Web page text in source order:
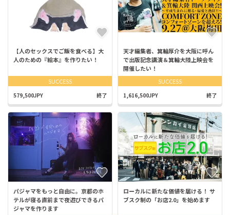
【人のセックスでご飯を食べる】大
人のための『絵本』を作りたい！
SUCCESS
579,500JPY 終了
天才編集者、箕輪厚介を大阪に呼ん
で出版記念講演＆箕輪大陸上映会を
開催したい！
SUCCESS
1,616,500JPY 終了
パジャマをもっと自由に。京都のホ
テルが寝る直前まで夜遊びできるパ
ジャマを作ります
ローカルに新たな価値を届ける！ サ
ブスク制の「お店2.0」を始めます